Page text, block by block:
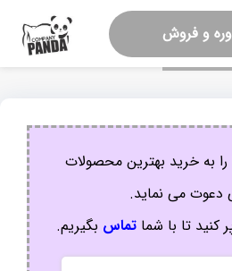
و فروش
به خرید بهترین محصولات
دعوت می نماید.
کنید تا با شماتماس بگیریم.